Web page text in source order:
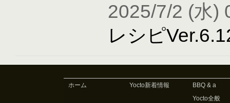
2025/7/2 (水)
レシピ
ホーム Yocto新着情報
BBQ & a
Yocto全般